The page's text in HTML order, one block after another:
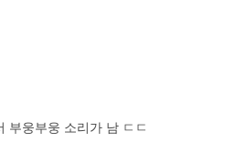
부웅부웅 소리가 남 ㄷㄷ